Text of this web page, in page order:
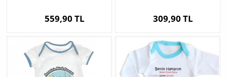
559,90 TL 309,90 TL